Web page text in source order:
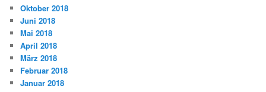
Oktober 2018
Juni 2018
Mai 2018
April 2018
März 2018
Februar 2018
Januar 2018